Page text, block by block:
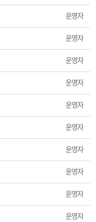
운영자
운영자
운영자
운영자
운영자
운영자
운영자
운영자
운영자
운영자